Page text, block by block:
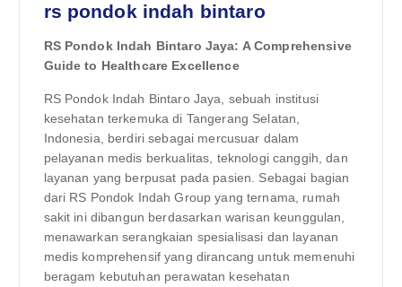
rs pondok indah bintaro
RS Pondok Indah Bintaro Jaya: A Comprehensive
Guide to Healthcare Excellence
RS Pondok Indah Bintaro Jaya, sebuah institusi
kesehatan terkemuka di Tangerang Selatan,
Indonesia, berdiri sebagai mercusuar dalam
pelayanan medis berkualitas, teknologi canggih, dan
layanan yang berpusat pada pasien. Sebagai bagian
dari RS Pondok Indah Group yang ternama, rumah
sakit ini dibangun berdasarkan warisan keunggulan,
menawarkan serangkaian spesialisasi dan layanan
medis komprehensif yang dirancang untuk memenuhi
beragam kebutuhan perawatan kesehatan